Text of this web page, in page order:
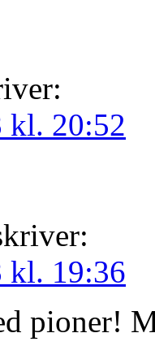
kl. 20:52
kl. 19:36
pioner!